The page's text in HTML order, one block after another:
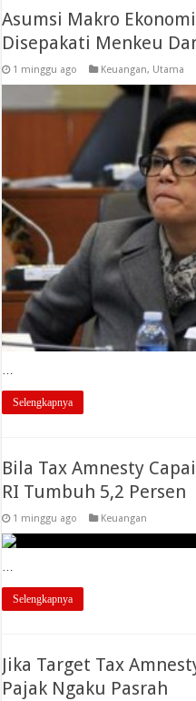
Asumsi Makro
Disepakati Menkeu
1 minggu ago Keuangan, Utama
…
Selengkapnya
Bila Tax Amnesty
RI Tumbuh 5,2 Persen
1 minggu ago Keuangan
Selengkapnya
Jika Target Tax
Pajak Ngaku Pasrah